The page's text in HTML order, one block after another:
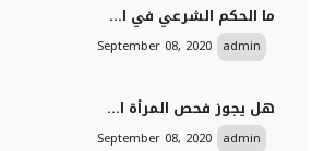
ما الحكم الشرعي في ا...
admin
September 08, 2020
هل يجوز فحص المرأة ا...
admin
September 08, 2020